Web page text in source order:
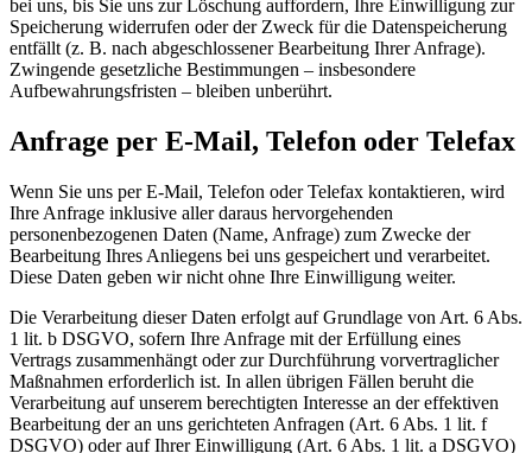
bei uns, bis Sie uns zur Löschung auffordern, Ihre Einwilligung zur
Speicherung widerrufen oder der Zweck für die Datenspeicherung
entfällt (z. B. nach abgeschlossener Bearbeitung Ihrer Anfrage).
Zwingende gesetzliche Bestimmungen – insbesondere
Aufbewahrungsfristen – bleiben unberührt.
Anfrage per E-Mail, Telefon oder Telefax
Wenn Sie uns per E-Mail, Telefon oder Telefax kontaktieren, wird
Ihre Anfrage inklusive aller daraus hervorgehenden
personenbezogenen Daten (Name, Anfrage) zum Zwecke der
Bearbeitung Ihres Anliegens bei uns gespeichert und verarbeitet.
Diese Daten geben wir nicht ohne Ihre Einwilligung weiter.
Die Verarbeitung dieser Daten erfolgt auf Grundlage von Art. 6 Abs.
1 lit. b DSGVO, sofern Ihre Anfrage mit der Erfüllung eines
Vertrags zusammenhängt oder zur Durchführung vorvertraglicher
Maßnahmen erforderlich ist. In allen übrigen Fällen beruht die
Verarbeitung auf unserem berechtigten Interesse an der effektiven
Bearbeitung der an uns gerichteten Anfragen (Art. 6 Abs. 1 lit. f
DSGVO) oder auf Ihrer Einwilligung (Art. 6 Abs. 1 lit. a DSGVO)